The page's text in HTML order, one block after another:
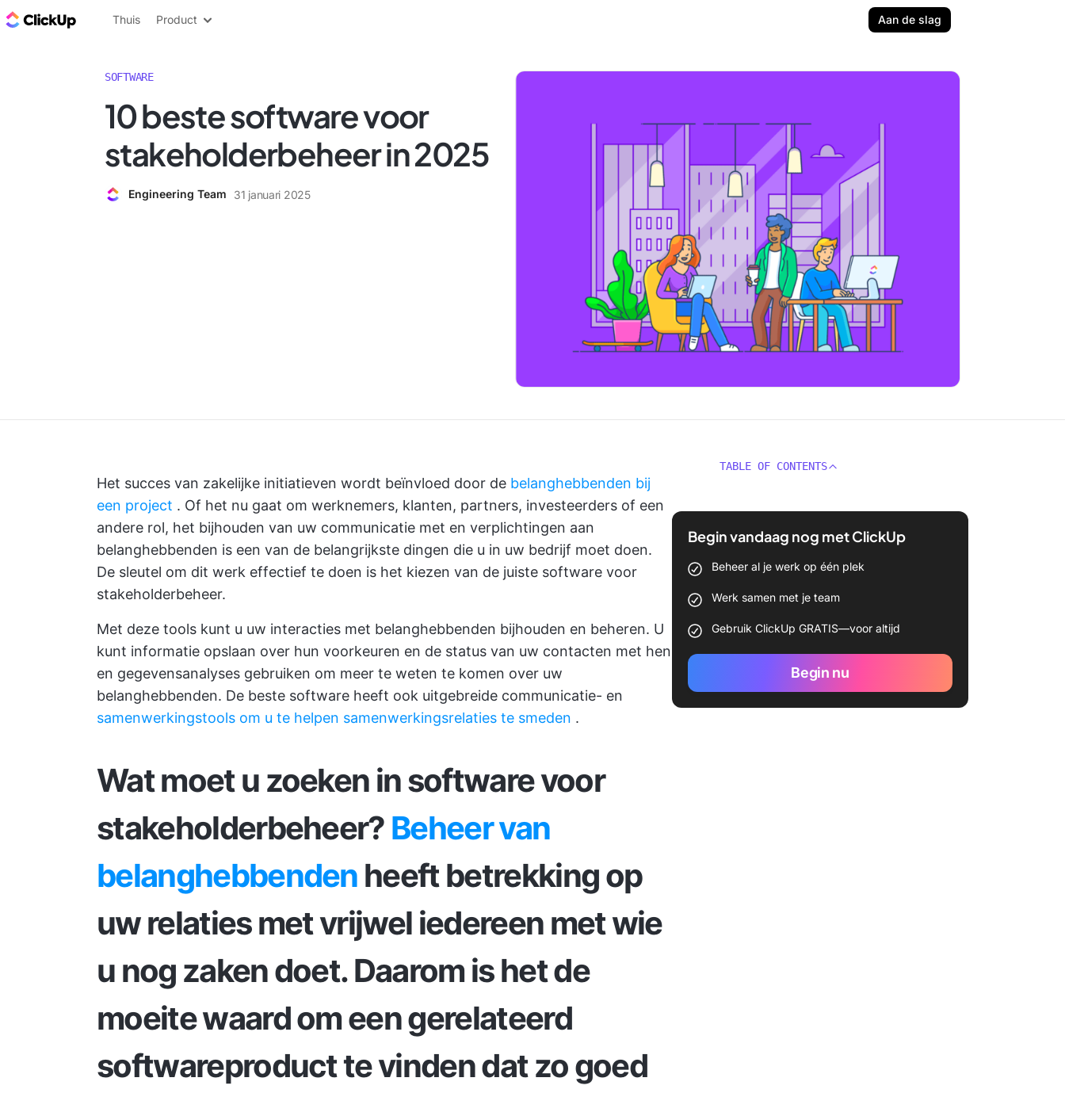
ClickUp Blog
Thuis Product Aan de slag
SOFTWARE
10 beste software voor
stakeholderbeheer in 2025
Engineering Team 31 januari 2025
Het succes van zakelijke initiatieven wordt beïnvloed door de belanghebbenden bij
een project . Of het nu gaat om werknemers, klanten, partners, investeerders of een
andere rol, het bijhouden van uw communicatie met en verplichtingen aan
belanghebbenden is een van de belangrijkste dingen die u in uw bedrijf moet doen.
De sleutel om dit werk effectief te doen is het kiezen van de juiste software voor
stakeholderbeheer.
Met deze tools kunt u uw interacties met belanghebbenden bijhouden en beheren. U
kunt informatie opslaan over hun voorkeuren en de status van uw contacten met hen
en gegevensanalyses gebruiken om meer te weten te komen over uw
belanghebbenden. De beste software heeft ook uitgebreide communicatie- en
samenwerkingstools om u te helpen samenwerkingsrelaties te smeden .
Wat moet u zoeken in software voor
stakeholderbeheer? Beheer van
belanghebbenden heeft betrekking op
uw relaties met vrijwel iedereen met wie
u nog zaken doet. Daarom is het de
moeite waard om een gerelateerd
softwareproduct te vinden dat zo goed
TABLE OF CONTENTS
Begin vandaag nog met ClickUp
Beheer al je werk op één plek
Werk samen met je team
Gebruik ClickUp GRATIS—voor altijd
Begin nu